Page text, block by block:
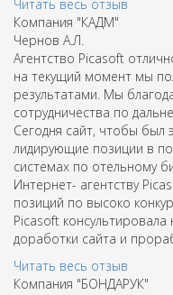
Читать весь отзыв
Компания "КАДМ"
Чернов A.Л.
Агентство Picasoft
на текущий момент мы
результатами. Мы
сотрудничества по
Сегодня сайт, чтобы
лидирующие позиции в
системах по отельному
Интернет- агентству
позиций по высоко
Picasoft
доработки сайта и
Читать весь отзыв
Компания "БОНДАРУК"